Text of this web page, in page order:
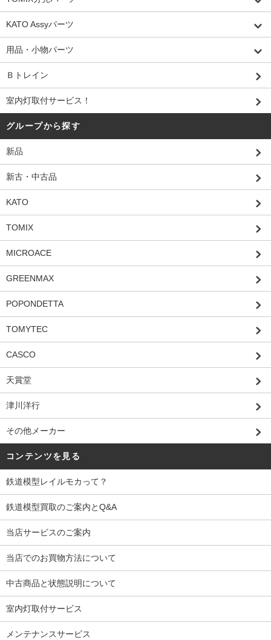
KATO Assyパーツ
用品・小物パーツ
Ｂトレイン
室内灯取付サービス！
グループから探す
新品
新古・中古品
KATO
TOMIX
MICROACE
GREENMAX
POPONDETTA
TOMYTEC
CASCO
天賞堂
津川洋行
その他メーカー
コンテンツを見る
鉄道模型レイルモカって？
鉄道模型買取のご案内とQ&A
当店サービスのご案内
当店でのお買物方法について
中古商品と状態説明について
室内灯取付サービス
メンテナンスサービス